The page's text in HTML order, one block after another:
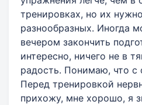
тренировках, но их
разнообразных. Иногда
вечером закончить
интересно, ничего не в
радость. Понимаю, что с
Перед тренировкой
прихожу, мне хорошо, я